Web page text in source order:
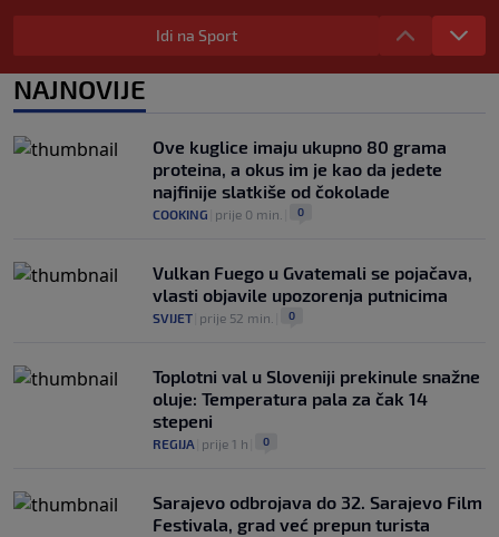
Lara Gut-Behrami završila karijeru:
Jedna od najvećih skijašica svih
0
planova: Otkriveno šta je ponudio
Marokancima za podršku
NOGOMET |prije 2 h| 0
Idi na Sport
NAJNOVIJE
Ove kuglice imaju ukupno 80 grama
proteina, a okus im je kao da jedete
najfinije slatkiše od čokolade
COOKING prije 0 min. 0
Vulkan Fuego u Gvatemali se pojačava,
vlasti objavile upozorenja putnicima
SVIJET prije 52 min. 0
Toplotni val u Sloveniji prekinule snažne
oluje: Temperatura pala za čak 14
stepeni
REGIJA prije 1 h 0
Sarajevo odbrojava do 32. Sarajevo Film
Festivala, grad već prepun turista